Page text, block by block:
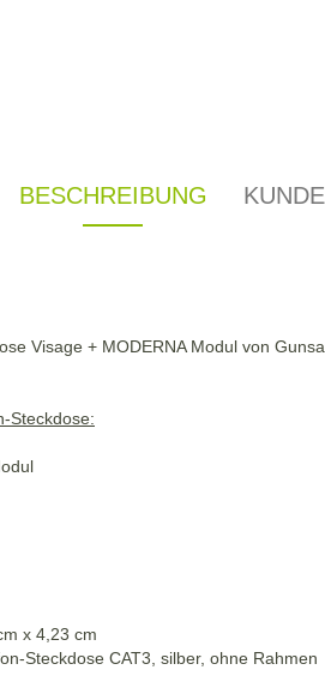
BESCHREIBUNG
Visage + MODERNA Modul von
Steckdose:
x 4,23 cm
Steckdose CAT3, silber, ohne Rahmen